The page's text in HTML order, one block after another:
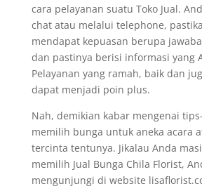
cara pelayanan suatu Toko Jual.
chat atau melalui telephone,
mendapat kepuasan berupa
dan pastinya berisi informasi yang
Pelayanan yang ramah, baik dan
dapat menjadi poin plus.
Nah, demikian kabar mengenai
memilih bunga untuk aneka acara
tercinta tentunya. Jikalau Anda
memilih Jual Bunga Chila Florist,
mengunjungi di website